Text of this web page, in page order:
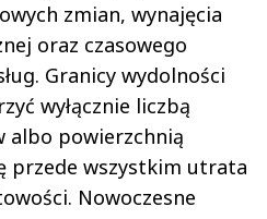
zmian, wynajęcia
oraz czasowego
Granicy wydolności
wyłącznie liczbą
albo powierzchnią
przede wszystkim utrata
Nowoczesne